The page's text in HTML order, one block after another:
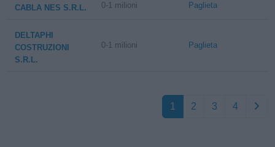
CABLA NES S.R.L. 0-1 milioni Paglieta
DELTAPHI
COSTRUZIONI
S.R.L.
0-1 milioni Paglieta
1 2 3 4